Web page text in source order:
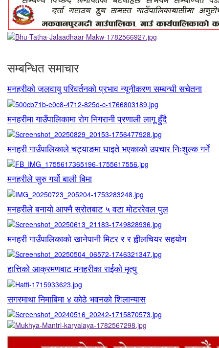
सम्बन्धित समाचार
मनहरीको जलवायु परिवर्तनको प्रभाव न्यूनीकरण सम्बन्धी सचेतना
मनहरीमा गाउँपालिकामा रोग निगरानी प्रणाली लागू हुँदै
मनहरी गाउँपालिकाले चट्याङमा घाइते भएकाको उपचार निःशुल्क गर्ने
मनहरीले सुरु गर्यो बाली बिमा
मनहरीले बनायो आफ्नै स्रोतबाट ५ वटा मोटररेवल पुल
मनहरी गाउँपालिकाको खानेपानी मिटर र र ह्वीलचियर सहयोग
हात्तिको आक्रमणबाट मनहरीका राईको मृत्यु
सगरमाथा निमाबिमा ४ कोठे भवनको शिलान्यास